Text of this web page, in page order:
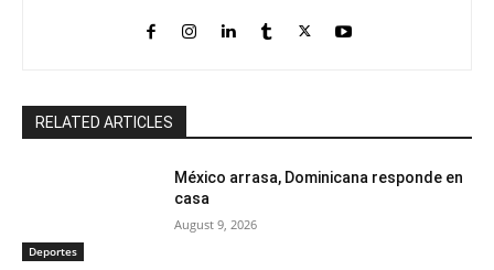
RELATED ARTICLES
Deportes
México arrasa, Dominicana responde en
casa
August 9, 2026